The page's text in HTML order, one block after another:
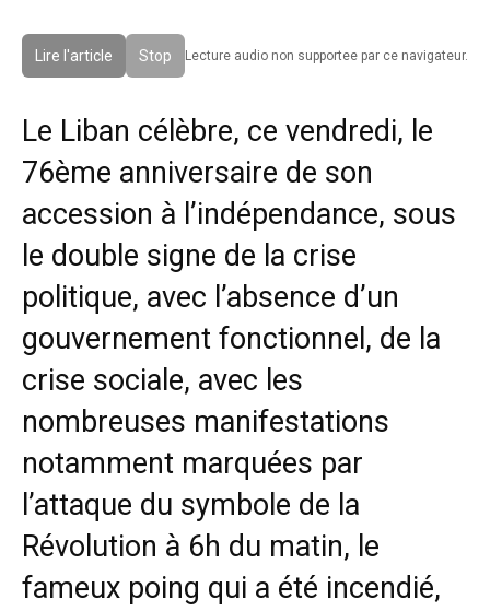
Lire l'article Stop Lecture audio non supportee par ce navigateur.
Le Liban célèbre, ce vendredi, le
76ème anniversaire de son
accession à l’indépendance, sous
le double signe de la crise
politique, avec l’absence d’un
gouvernement fonctionnel, de la
crise sociale, avec les
nombreuses manifestations
notamment marquées par
l’attaque du symbole de la
Révolution à 6h du matin, le
fameux poing qui a été incendié,